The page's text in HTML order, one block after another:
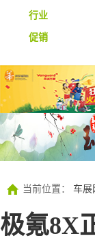
行业
促销
当前位置： 车展
极氪8X